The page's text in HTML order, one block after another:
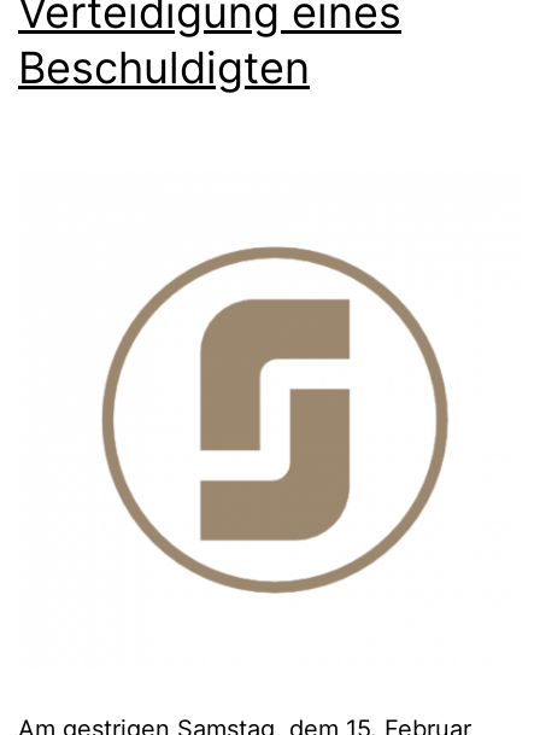
Verteidigung eines
Beschuldigten
Am gestrigen Samstag, dem 15. Februar